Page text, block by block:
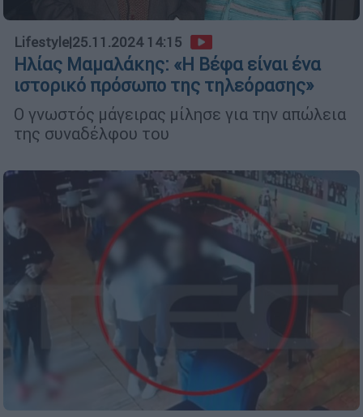
Lifestyle|25.11.2024 14:15
Ηλίας Μαμαλάκης: «Η Βέφα είναι ένα
ιστορικό πρόσωπο της τηλεόρασης»
Ο γνωστός μάγειρας μίλησε για την απώλεια
της συναδέλφου του